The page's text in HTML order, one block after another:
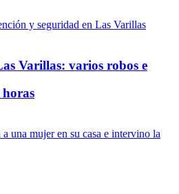
Varillas: varios robos e
horas